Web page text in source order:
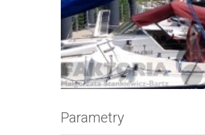
Zdjęcie 1
Parametry